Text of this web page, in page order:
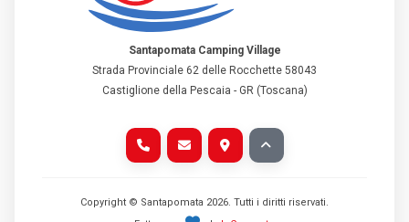
Santapomata Camping Village
Strada Provinciale 62 delle Rocchette 58043
Castiglione della Pescaia - GR (Toscana)
Copyright © Santapomata 2026. Tutti i diritti riservati.